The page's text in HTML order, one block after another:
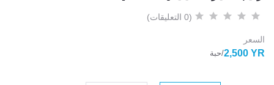
(0 التعليقات)
السعر
2,500 YR/حبة